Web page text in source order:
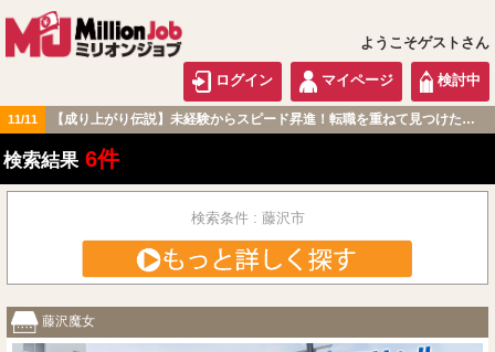
ようこそゲストさん
ログイン マイページ 検討中
11/11 【成り上がり伝説】未経験からスピード昇進！転職を重ねて見つけた『本当に働きやすい職場』とは？
関東版
検索結果 6件
検索条件 : 藤沢市
藤沢魔女